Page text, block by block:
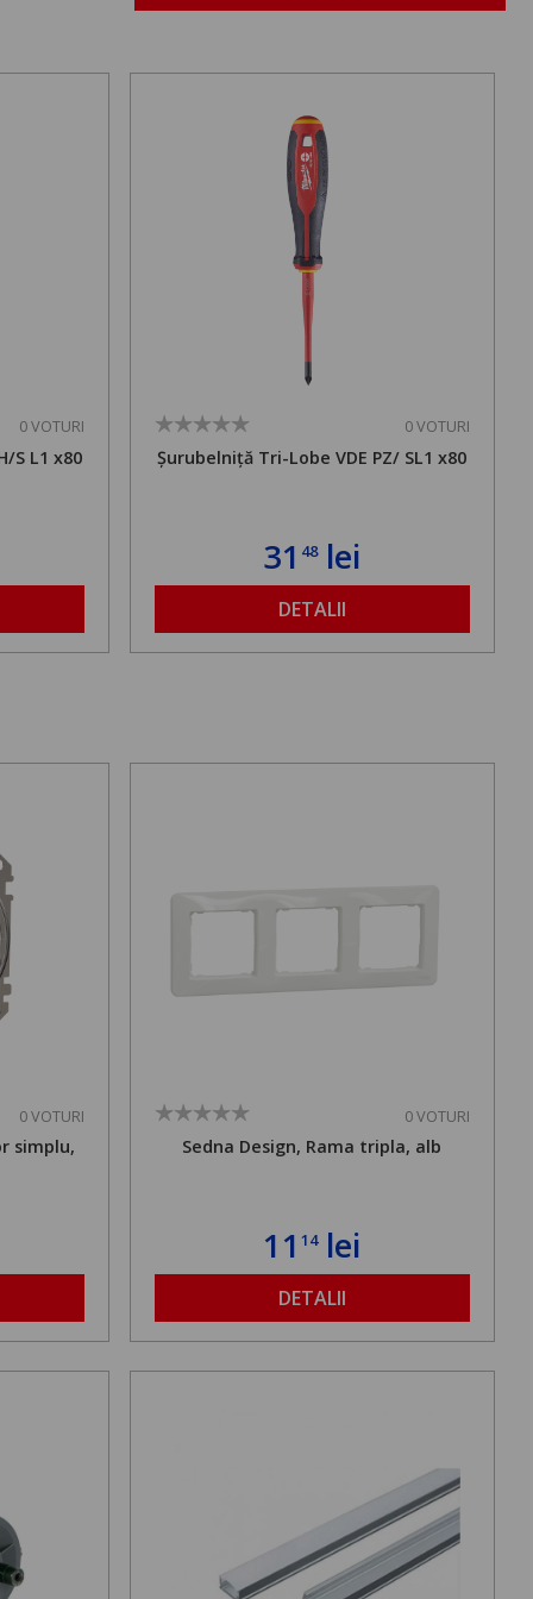
0 VOTURI
S L1 x80
0 VOTURI
Șurubelniță Tri-Lobe VDE PZ/ SL1 x80
31 48lei
DETALII
0 VOTURI
simplu,
0 VOTURI
Sedna Design, Rama tripla, alb
1114lei
DETALII